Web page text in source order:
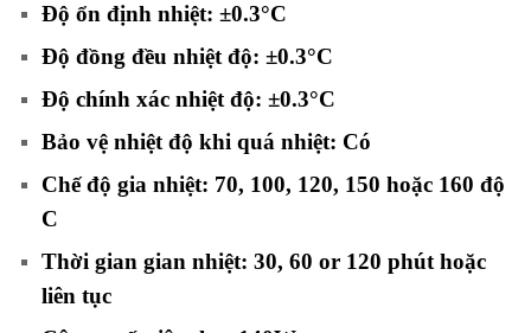
Độ ổn định nhiệt: ±0.3°C
Độ đồng đều nhiệt độ: ±0.3°C
Độ chính xác nhiệt độ: ±0.3°C
Bảo vệ nhiệt độ khi quá nhiệt: Có
Chế độ gia nhiệt: 70, 100, 120, 150 hoặc 160 độ
C
Thời gian gian nhiệt: 30, 60 or 120 phút hoặc
liên tục